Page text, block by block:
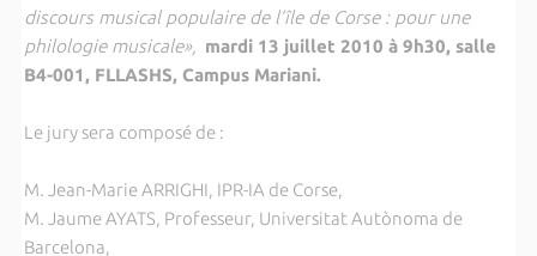
discours musical populaire de l’île de Corse : pour une
philologie musicale», mardi 13 juillet 2010 à 9h30, salle
B4-001, FLLASHS, Campus Mariani.
Le jury sera composé de :
M. Jean-Marie ARRIGHI, IPR-IA de Corse,
M. Jaume AYATS, Professeur, Universitat Autònoma de
Barcelona,